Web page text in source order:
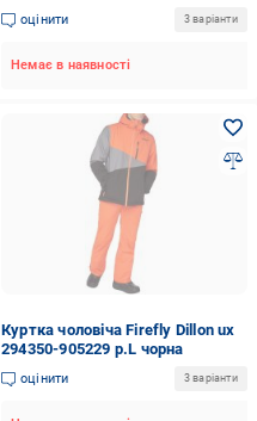
оцінити 3 варіанти
Немає в наявності
Куртка чоловіча Firefly Dillon ux
294350-905229 р.L чорна
оцінити 3 варіанти